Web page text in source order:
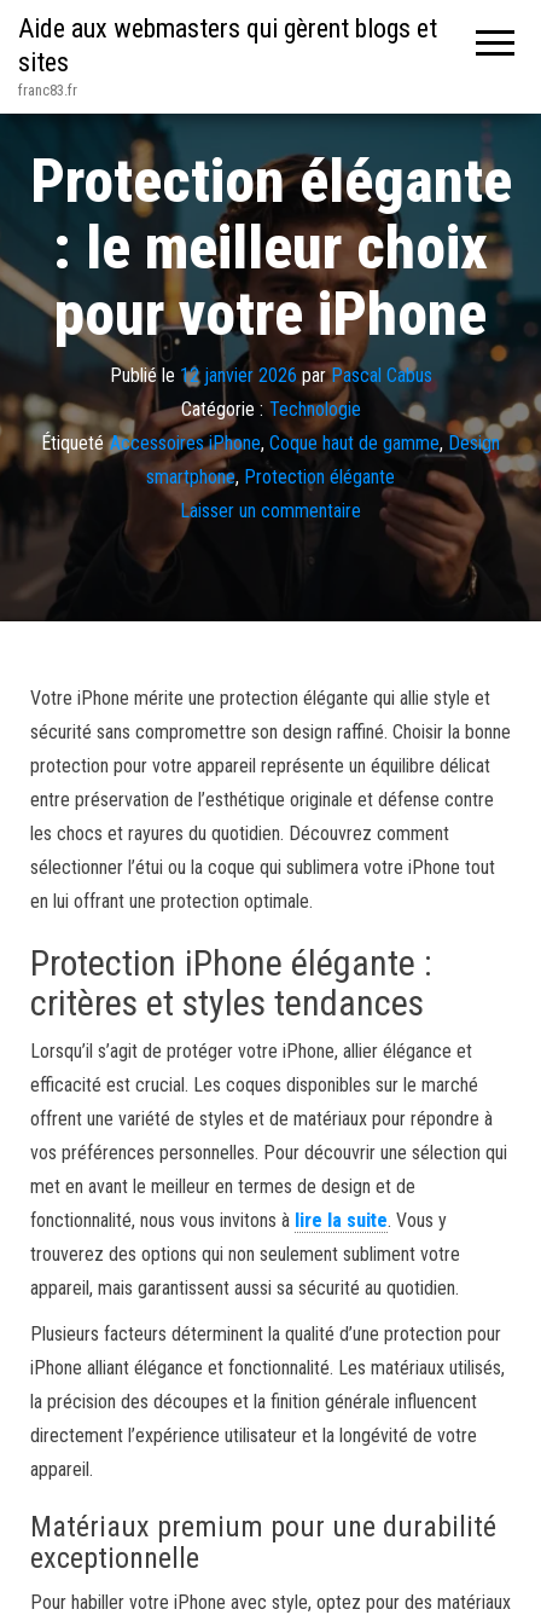
Aide aux webmasters qui gèrent blogs et
sites
franc83.fr
Protection élégante
: le meilleur choix
pour votre iPhone
Publié le 12 janvier 2026 parPascal Cabus
Catégorie : Technologie
Étiqueté Accessoires iPhone, Coque haut de gamme, Design
smartphone, Protection élégante
Laisser un commentaire
Votre iPhone mérite une protection élégante qui allie style et
sécurité sans compromettre son design raffiné. Choisir la bonne
protection pour votre appareil représente un équilibre délicat
entre préservation de l’esthétique originale et défense contre
les chocs et rayures du quotidien. Découvrez comment
sélectionner l’étui ou la coque qui sublimera votre iPhone tout
en lui offrant une protection optimale.
Protection iPhone élégante :
critères et styles tendances
Lorsqu’il s’agit de protéger votre iPhone, allier élégance et
efficacité est crucial. Les coques disponibles sur le marché
offrent une variété de styles et de matériaux pour répondre à
vos préférences personnelles. Pour découvrir une sélection qui
met en avant le meilleur en termes de design et de
fonctionnalité, nous vous invitons à lire la suite. Vous y
trouverez des options qui non seulement subliment votre
appareil, mais garantissent aussi sa sécurité au quotidien.
Plusieurs facteurs déterminent la qualité d’une protection pour
iPhone alliant élégance et fonctionnalité. Les matériaux utilisés,
la précision des découpes et la finition générale influencent
directement l’expérience utilisateur et la longévité de votre
appareil.
Matériaux premium pour une durabilité
exceptionnelle
Pour habiller votre iPhone avec style, optez pour des matériaux